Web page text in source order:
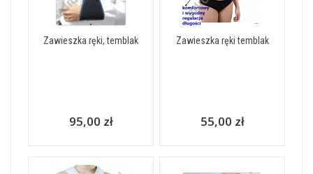
Zawieszka ręki, temblak
95,00 zł
Zawieszka ręki temblak
55,00 zł